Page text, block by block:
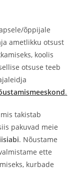
õppijale
ametlikku otsust
koolis
otsuse teeb
.
takistab
pakuvad meie
. Nõustame
ette
kurbade